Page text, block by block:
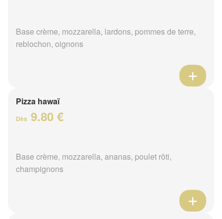
Base crème, mozzarella, lardons, pommes de terre,
reblochon, oignons
Pizza hawaï
Dès 9.80 €
Base crème, mozzarella, ananas, poulet rôti,
champignons